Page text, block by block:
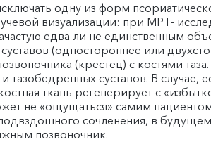
одну из форм
визуализации: при МРТ-
едва ли не единственным
(одностороннее или
(крестец) с костями
суставов. В случае,
ткань регенерирует с
не «ощущаться» самим
сочленения, в будущем
позвоночник.